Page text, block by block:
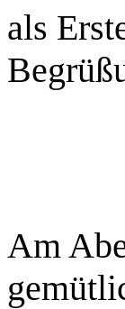
als
Am